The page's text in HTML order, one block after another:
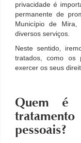
privacidade é
permanente de
Município de Mira,
diversos serviços.
Neste sentido,
tratados, como os
exercer os seus
Quem é
pessoais?